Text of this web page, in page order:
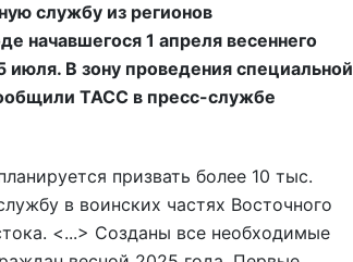
службу из регионов
начавшегося 1 апреля весеннего
В зону проведения специальной
ТАСС в пресс-службе
призвать более 10 тыс.
в воинских частях Восточного
<...> Созданы все необходимые